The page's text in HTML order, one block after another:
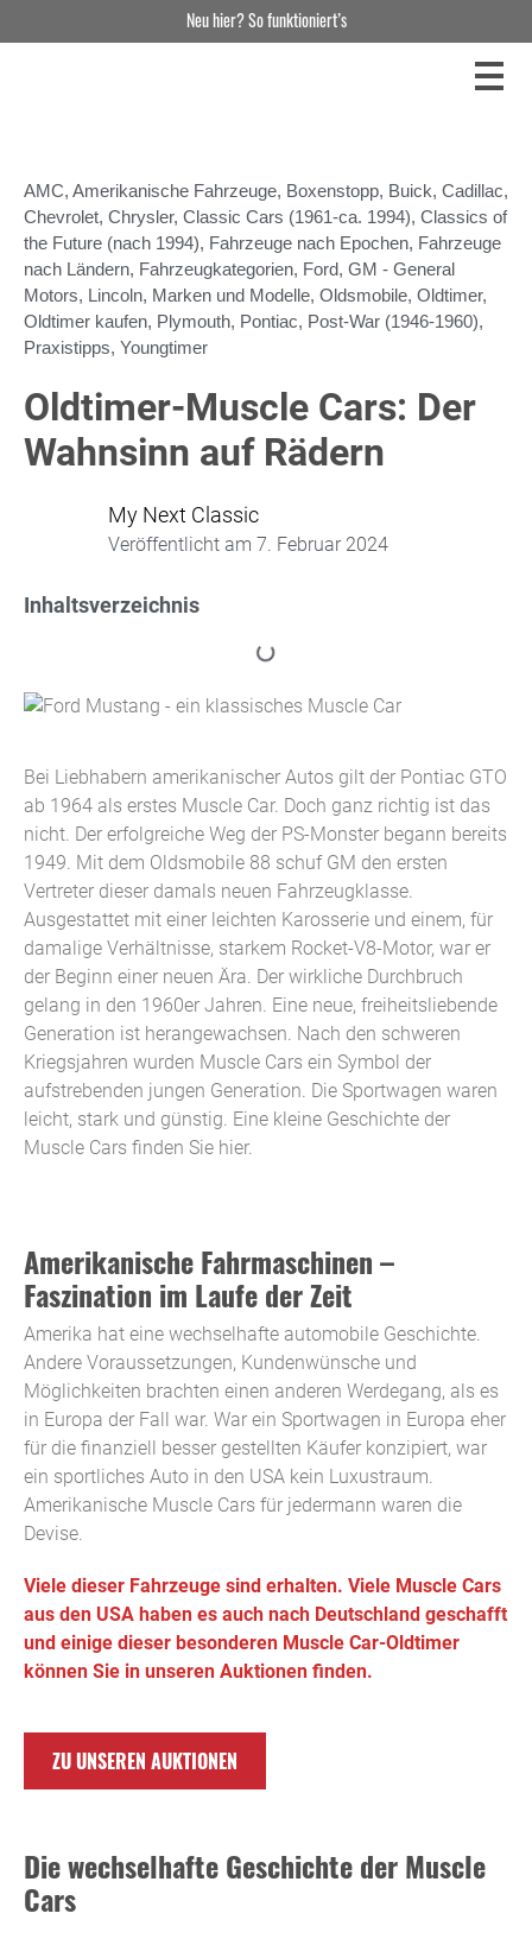
AMC, Amerikanische Fahrzeuge, Boxenstopp, Buick, Cadillac,
Chevrolet, Chrysler, Classic Cars (1961-ca. 1994), Classics of
the Future (nach 1994), Fahrzeuge nach Epochen, Fahrzeuge
nach Ländern, Fahrzeugkategorien, Ford, GM - General
Motors, Lincoln, Marken und Modelle, Oldsmobile, Oldtimer,
Oldtimer kaufen, Plymouth, Pontiac, Post-War (1946-1960),
Praxistipps, Youngtimer
Oldtimer-Muscle Cars: Der
Wahnsinn auf Rädern
My Next Classic
Veröffentlicht am 7. Februar 2024
Inhaltsverzeichnis
Bei Liebhabern amerikanischer Autos gilt der Pontiac GTO
ab 1964 als erstes Muscle Car. Doch ganz richtig ist das
nicht. Der erfolgreiche Weg der PS-Monster begann bereits
1949. Mit dem Oldsmobile 88 schuf GM den ersten
Vertreter dieser damals neuen Fahrzeugklasse.
Ausgestattet mit einer leichten Karosserie und einem, für
damalige Verhältnisse, starkem Rocket-V8-Motor, war er
der Beginn einer neuen Ära. Der wirkliche Durchbruch
gelang in den 1960er Jahren. Eine neue, freiheitsliebende
Generation ist herangewachsen. Nach den schweren
Kriegsjahren wurden Muscle Cars ein Symbol der
aufstrebenden jungen Generation. Die Sportwagen waren
leicht, stark und günstig. Eine kleine Geschichte der
Muscle Cars finden Sie hier.
Amerikanische Fahrmaschinen –
Faszination im Laufe der Zeit
Amerika hat eine wechselhafte automobile Geschichte.
Andere Voraussetzungen, Kundenwünsche und
Möglichkeiten brachten einen anderen Werdegang, als es
in Europa der Fall war. War ein Sportwagen in Europa eher
für die finanziell besser gestellten Käufer konzipiert, war
ein sportliches Auto in den USA kein Luxustraum.
Amerikanische Muscle Cars für jedermann waren die
Devise.
Viele dieser Fahrzeuge sind erhalten. Viele Muscle Cars
aus den USA haben es auch nach Deutschland geschafft
und einige dieser besonderen Muscle Car-Oldtimer
können Sie in unseren Auktionen finden.
ZU UNSEREN AUKTIONEN
Die wechselhafte Geschichte der Muscle
Cars
Neu hier? So funktioniert’s